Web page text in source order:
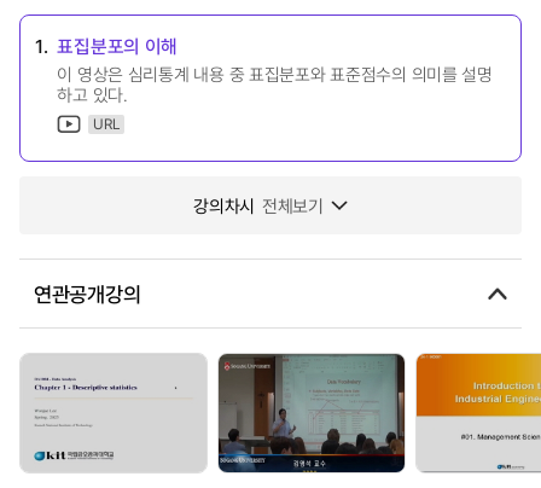
1. 표집분포의 이해
이 영상은 심리통계 내용 중 표집분포와 표준점수의 의미를 설명
하고 있다.
URL
강의차시 전체보기
연관공개강의